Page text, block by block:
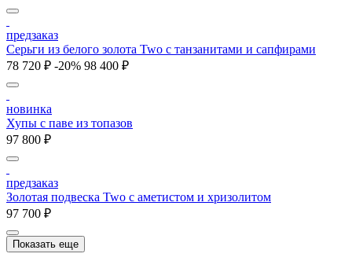
предзаказ
Серьги из белого золота Two с танзанитами и сапфирами
78 720 ₽ -20% 98 400 ₽
новинка
Хупы с паве из топазов
97 800 ₽
предзаказ
Золотая подвеска Two с аметистом и хризолитом
97 700 ₽
Показать еще